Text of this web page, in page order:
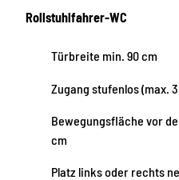
Rollstuhlfahrer-WC
Türbreite min. 90 cm
Zugang stufenlos (max.
Bewegungsfläche vor
cm
Platz links oder rechts